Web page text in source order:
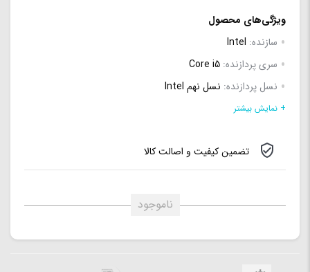
ویژگی‌های محصول
سازنده: Intel
سری پردازنده: Core i5
نسل پردازنده: نسل نهم Intel
مدل:9400
لیتوگرافی:14 نانومتر
سوکت:Intel LGA 1151
+ نمایش بیشتر
تضمین کیفیت و اصالت کالا
ناموجود